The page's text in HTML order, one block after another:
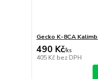
Gecko K-8CA
490 Kč/ks
405 Kč bez DPH